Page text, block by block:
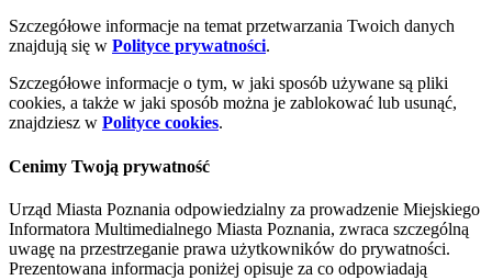
Szczegółowe informacje na temat przetwarzania Twoich danych
znajdują się w Polityce prywatności.
Szczegółowe informacje o tym, w jaki sposób używane są pliki
cookies, a także w jaki sposób można je zablokować lub usunąć,
znajdziesz w Polityce cookies.
Cenimy Twoją prywatność
Urząd Miasta Poznania odpowiedzialny za prowadzenie Miejskiego
Informatora Multimedialnego Miasta Poznania, zwraca szczególną
uwagę na przestrzeganie prawa użytkowników do prywatności.
Prezentowana informacja poniżej opisuje za co odpowiadają